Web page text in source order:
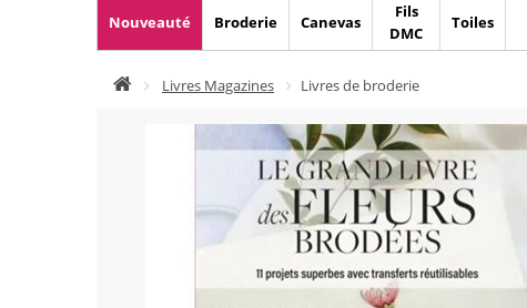
Nouveauté Broderie Canevas
Fils
DMC
Toiles
Livres Magazines Livres de broderie